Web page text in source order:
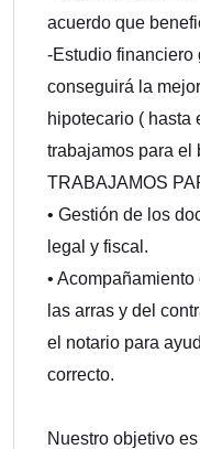
acuerdo que
-Estudio financiero
conseguirá la
hipotecario ( hasta
trabajamos para el
TRABAJAMOS
• Gestión de los
legal y fiscal.
•
las arras y del
el notario para
correcto.
Nuestro objetivo